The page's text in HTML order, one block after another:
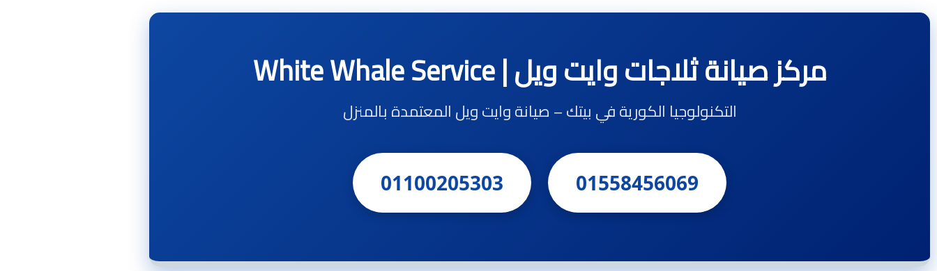
مركز صيانة ثلاجات وايت ويل | White Whale Service
التكنولوجيا الكورية في بيتك – صيانة وايت ويل المعتمدة بالمنزل
01558456069
01100205303